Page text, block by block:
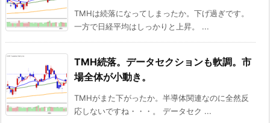
TMHは続落になってしまったか。下げ過ぎです。
一方で日経平均はしっかりと上昇。 ...
TMH続落。データセクションも軟調。市
場全体が小動き。
TMHがまた下がったか。半導体関連なのに全然反
応しないですね・・・。 データセク ...